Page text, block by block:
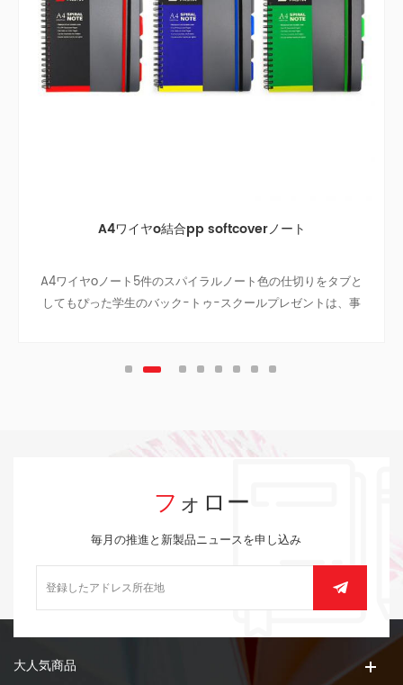
A4ワイヤo結合pp softcoverノート
A4ワイヤoノート5件のスパイラルノート色の仕切りをタブと
してもぴった学生のバック-トゥ-スクールプレゼントは、事
フォロー
毎月の推進と新製品ニュースを申し込み
大人気商品